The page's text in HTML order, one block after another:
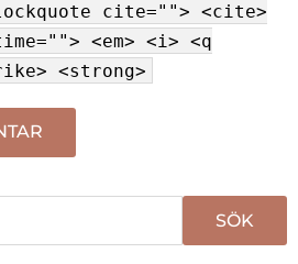
cite=""> <cite>
<em> <i> <q
<strong>